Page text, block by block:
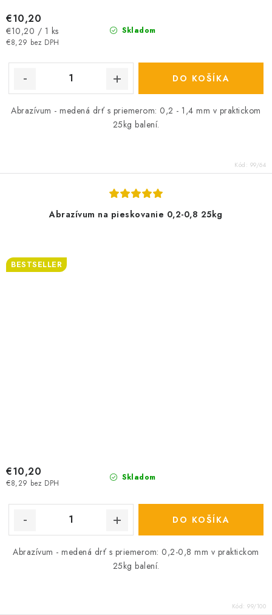
Skladom
€8,29 bez DPH
€10,20
Jednotková
cena:
€10,20 / 1 ks
DO KOŠÍKA
Abrazívum - medená drť s priemerom: 0,2 - 1,4 mm v praktickom
25kg balení.
Kód: 99/64
Abrazívum na pieskovanie 0,2-0,8 25kg
BESTSELLER
Skladom
€8,29 bez DPH
€10,20
DO KOŠÍKA
Abrazívum - medená drť s priemerom: 0,2-0,8 mm v praktickom
25kg balení.
Kód: 99/100